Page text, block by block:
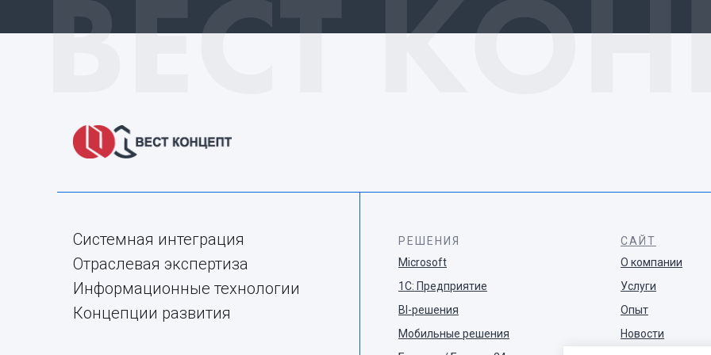
Системная интеграция
Отраслевая экспертиза
Информационные технологии
Концепции развития
РЕШЕНИЯ
Microsoft
1С: Предприятие
BI-решения
Мобильные решения
САЙТ
О компании
Услуги
Опыт
Новости